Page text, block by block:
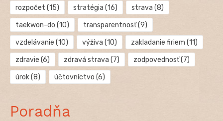
rozpočet (15) stratégia (16) strava (8)
taekwon-do (10) transparentnosť(9)
vzdelávanie (10) výživa (10) zakladanie firiem (11)
zdravie (6) zdravá strava (7) zodpovednosť(7)
úrok(8) účtovníctvo (6)
Poradňa